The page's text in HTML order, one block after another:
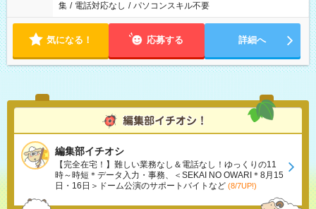
集 / 電話対応なし / パソコンスキル不要
気になる！ 応募する 詳細へ
編集部イチオシ
【完全在宅！】難しい業務なし＆電話なし！ゆっくりの11
時～時短＊データ入力・事務、＜SEKAI NO OWARI＊8月15
日・16日＞ドーム公演のサポートバイトなど (8/7UP!)